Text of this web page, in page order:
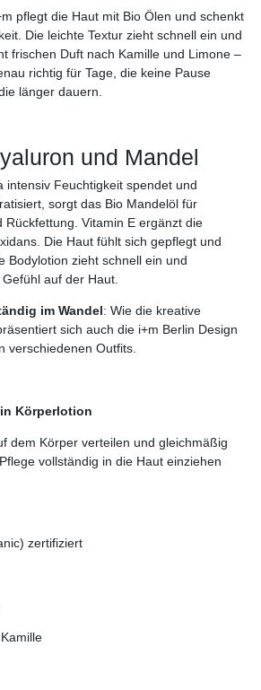
pflegt die Haut mit Bio Ölen und schenkt
Die leichte Textur zieht schnell ein und
frischen Duft nach Kamille und Limone –
richtig für Tage, die keine Pause
länger dauern.
und Mandel
intensiv Feuchtigkeit spendet und
sorgt das Bio Mandelöl für
Rückfettung. Vitamin E ergänzt die
Die Haut fühlt sich gepflegt und
Bodylotion zieht schnell ein und
auf der Haut.
im Wandel: Wie die kreative
sich auch die i+m Berlin Design
verschiedenen Outfits.
Körperlotion
dem Körper verteilen und gleichmäßig
vollständig in die Haut einziehen
zertifiziert